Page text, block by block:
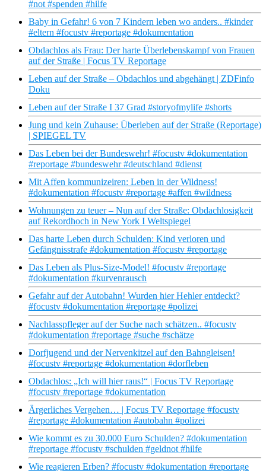
#not #spenden #hilfe
Baby in Gefahr! 6 von 7 Kindern leben wo anders.. #kinder
#eltern #focustv #reportage #dokumentation
Obdachlos als Frau: Der harte Überlebenskampf von Frauen
auf der Straße | Focus TV Reportage
Leben auf der Straße – Obdachlos und abgehängt | ZDFinfo
Doku
Leben auf der Straße I 37 Grad #storyofmylife #shorts
Jung und kein Zuhause: Überleben auf der Straße (Reportage)
| SPIEGEL TV
Das Leben bei der Bundeswehr! #focustv #dokumentation
#reportage #bundeswehr #deutschland #dienst
Mit Affen kommunizeiren: Leben in der Wildness!
#dokumentation #focustv #reportage #affen #wildness
Wohnungen zu teuer – Nun auf der Straße: Obdachlosigkeit
auf Rekordhoch in New York I Weltspiegel
Das harte Leben durch Schulden: Kind verloren und
Gefängnisstrafe #dokumentation #focustv #reportage
Das Leben als Plus-Size-Model! #focustv #reportage
#dokumentation #kurvenrausch
Gefahr auf der Autobahn! Wurden hier Hehler entdeckt?
#focustv #dokumentation #reportage #polizei
Nachlasspfleger auf der Suche nach schätzen.. #focustv
#dokumentation #reportage #suche #schätze
Dorfjugend und der Nervenkitzel auf den Bahngleisen!
#focustv #reportage #dokumentation #dorfleben
Obdachlos: „Ich will hier raus!“ | Focus TV Reportage
#focustv #reportage #dokumentation
Ärgerliches Vergehen… | Focus TV Reportage #focustv
#reportage #dokumentation #autobahn #polizei
Wie kommt es zu 30.000 Euro Schulden? #dokumentation
#reportage #focustv #schulden #geldnot #hilfe
Wie reagieren Erben? #focustv #dokumentation #reportage